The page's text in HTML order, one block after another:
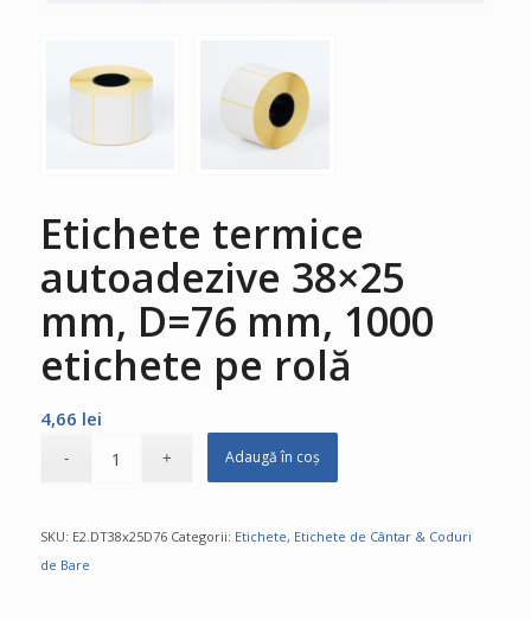
Etichete termice
autoadezive 38×25
mm, D=76 mm, 1000
etichete pe rolă
4,66 lei
Adaugă în coș
SKU: E2.DT38x25D76 Categorii: Etichete, Etichete de Cântar & Coduri
de Bare